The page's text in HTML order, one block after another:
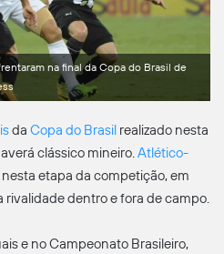
na final da Copa do Brasil de
da Copa do Brasil realizado nesta
clássico mineiro.Atlético-
etapa da competição, em
dentro e fora de campo.
e no Campeonato Brasileiro,